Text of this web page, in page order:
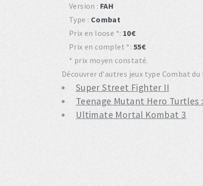
Version : FAH
Type : Combat
Prix en loose *: 10€
Prix en complet *: 55€
* prix moyen constaté.
Découvrer d'autres jeux type Combat du
Super Street Fighter II
Teenage Mutant Hero
Ultimate Mortal Kombat 3